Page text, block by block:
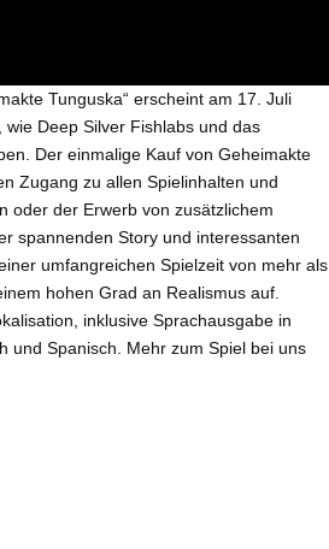
Tunguska“ erscheint am 17. Juli
Deep Silver Fishlabs und das
Der einmalige Kauf von Geheimakte
Zugang zu allen Spielinhalten und
oder der Erwerb von zusätzlichem
spannenden Story und interessanten
umfangreichen Spielzeit von mehr als
hohen Grad an Realismus auf.
inklusive Sprachausgabe in
und Spanisch. Mehr zum Spiel bei uns